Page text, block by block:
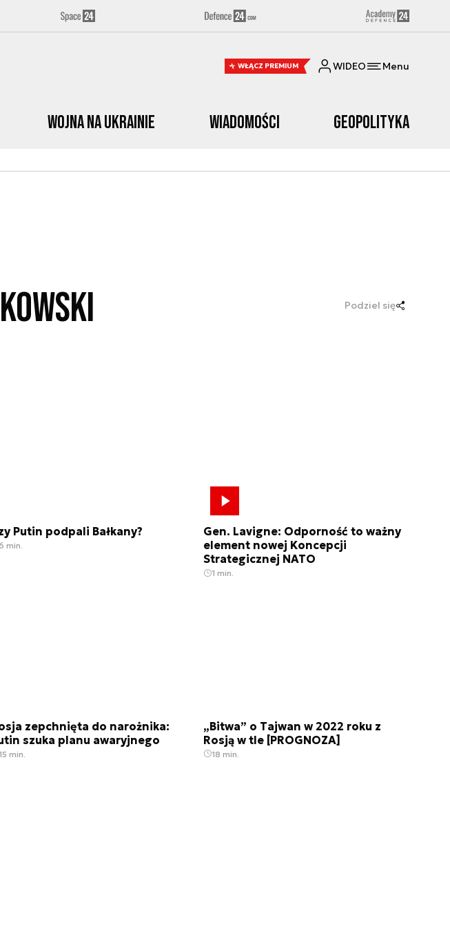
WŁĄCZ PREMIUM WIDEO Menu
Wojna na Ukrainie Wiadomości Geopolityka
Podziel się
Putin podpali Bałkany?
6 min.
Gen. Lavigne: Odporność to ważny
element nowej Koncepcji
Strategicznej NATO
1 min.
zepchnięta do narożnika:
szuka planu awaryjnego
min.
„Bitwa” o Tajwan w 2022 roku z
Rosją w tle [PROGNOZA]
18 min.